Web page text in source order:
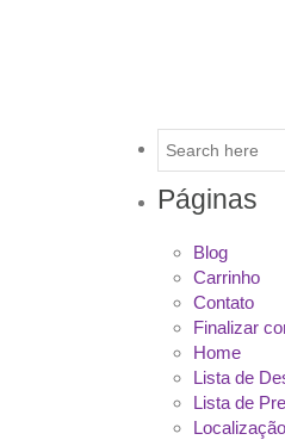
Páginas
Blog
Carrinho
Contato
Finalizar
Home
Lista de
Lista de
Localização